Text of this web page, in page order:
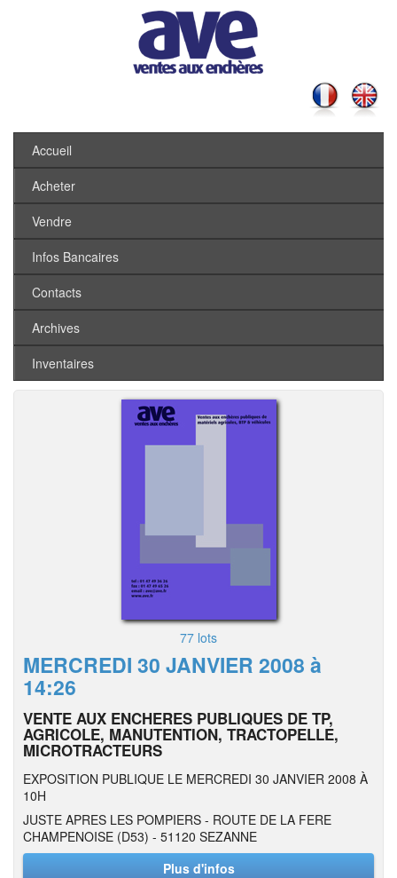
Accueil
Acheter
Vendre
Infos Bancaires
Contacts
Archives
Inventaires
77 lots
MERCREDI 30 JANVIER 2008 à
14:26
VENTE AUX ENCHERES PUBLIQUES DE TP,
AGRICOLE, MANUTENTION, TRACTOPELLE,
MICROTRACTEURS
EXPOSITION PUBLIQUE LE MERCREDI 30 JANVIER 2008 À
10H
JUSTE APRES LES POMPIERS - ROUTE DE LA FERE
CHAMPENOISE (D53) - 51120 SEZANNE
Plus d'infos